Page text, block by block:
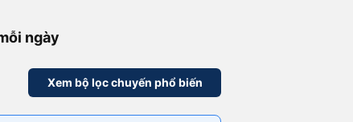
ngày
Xem bộ lọc chuyến phổ biến